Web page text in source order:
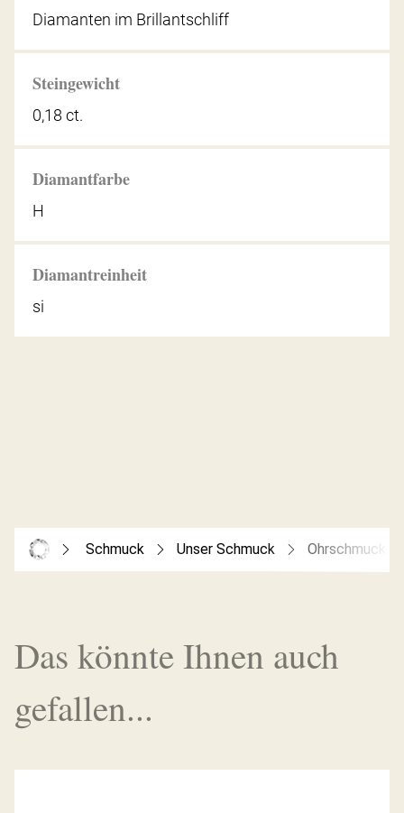
Diamanten im Brillantschliff
Steingewicht
0,18 ct.
Diamantfarbe
H
Diamantreinheit
si
Schmuck Unser Schmuck Ohrschmuck
Das könnte Ihnen auch
gefallen...